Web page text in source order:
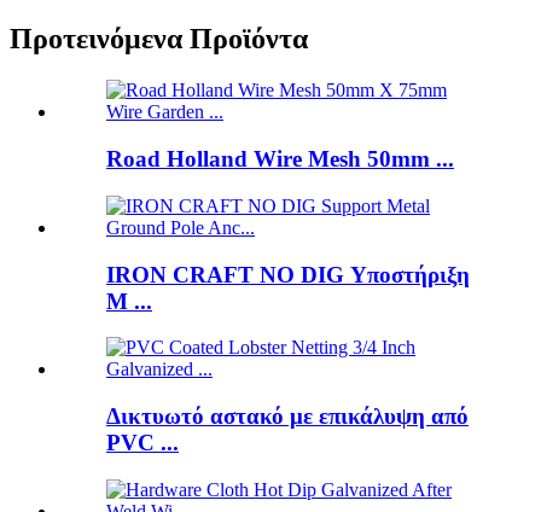
Προτεινόμενα Προϊόντα
Road Holland Wire Mesh 50mm ...
IRON CRAFT NO DIG Υποστήριξη
M ...
Δικτυωτό αστακό με επικάλυψη από
PVC ...